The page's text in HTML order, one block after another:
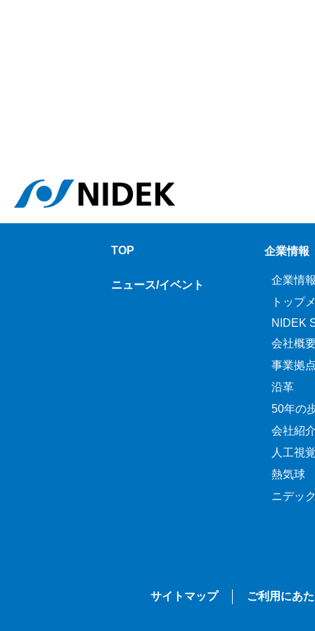
TOP
ニュース/イベント
企業情報
企業情
トップ
NIDEK
会社概
事業拠
沿革
50年の
会社紹
人工視
熱気球
ニデッ
サイトマップ ご利用にあ